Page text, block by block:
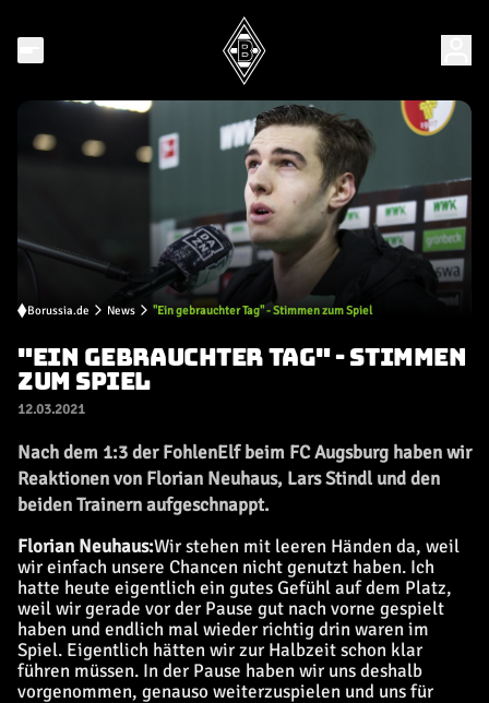
Borussia.de News "Ein gebrauchter Tag" - Stimmen zum Spiel
"EIN GEBRAUCHTER TAG" - STIMMEN
ZUM SPIEL
12.03.2021
Nach dem 1:3 der FohlenElf beim FC Augsburg haben wir
Reaktionen von Florian Neuhaus, Lars Stindl und den
beiden Trainern aufgeschnappt.
Florian Neuhaus:Wir stehen mit leeren Händen da, weil
wir einfach unsere Chancen nicht genutzt haben. Ich
hatte heute eigentlich ein gutes Gefühl auf dem Platz,
weil wir gerade vor der Pause gut nach vorne gespielt
haben und endlich mal wieder richtig drin waren im
Spiel. Eigentlich hätten wir zur Halbzeit schon klar
führen müssen. In der Pause haben wir uns deshalb
vorgenommen, genauso weiterzuspielen und uns für